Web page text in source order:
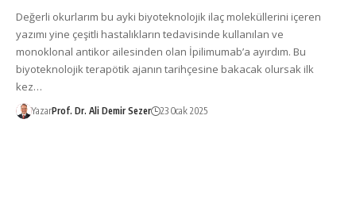
Değerli okurlarım bu ayki biyoteknolojik ilaç moleküllerini içeren
yazımı yine çeşitli hastalıkların tedavisinde kullanılan ve
monoklonal antikor ailesinden olan İpilimumab’a ayırdım. Bu
biyoteknolojik terapötik ajanın tarihçesine bakacak olursak ilk
kez…
YazarProf. Dr. Ali Demir Sezer 23 Ocak 2025